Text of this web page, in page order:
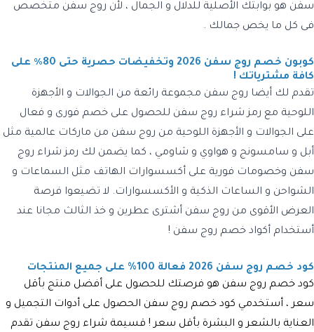
سفن هو بوابتك الأصلية للدلال و الجمال ، لأن روج سفن متخصص
فى كل ما يخص جمالك .
كوبون خصم روج سفن 2026 وتخفيضات حصرية حتى 80٪ على
كافة مشترياتك !
تقدم لك أيضا روج سفن مجموعة رائعة من الجوالات و الأجهزة
اللوحية مع رمز شراء روج سفن للحصول على خصم فورى و فعال
على الجوالات و الأجهزة اللوحية من روج سفن من ماركات عالمية مثل
أبل و سامسونج و هواوي و شاومي ، كما يضمن لك رمز شراء روج
سفن وخصومات فورية على أكسسوارات الهاتف مثل السماعات و
الشواحن و الساعات الذكية و الأكسسوارات. لا تضيعوا فرصة
العرض الأقوى من روج سفن أشترى عطرين و خذ الثالث مجانا عند
أستخدام أكواد خصم روج سفن !
كود خصم روج سفن 2026 فعالة 100% على جميع المنتجات
كود خصم روج سفن هو فرصتك للحصول على أفضل منتج بأقل
سعر ، أستخدمي كود خصم روج سفن الحصول على أدوات التجميل و
العناية بالشعر و البشرة بأقل سعر ! قسيمة شراء روج سفن تقدم